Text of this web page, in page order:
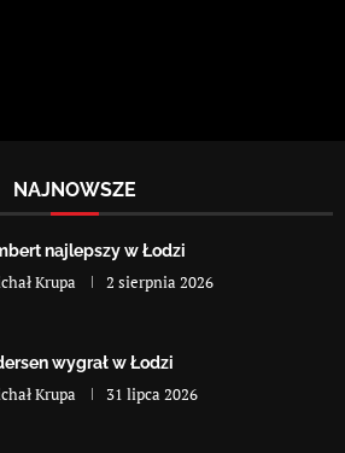
NAJNOWSZE
najlepszy w Łodzi
Krupa 2 sierpnia 2026
wygrał w Łodzi
Krupa 31 lipca 2026